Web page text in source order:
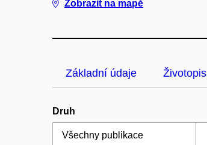
Zobrazit na mapě
Základní údaje Životopis
Druh